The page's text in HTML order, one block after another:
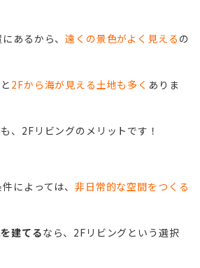
あるから、遠くの景色がよく見える の
2Fから海が見える土地も多く ありま
、2Fリビングのメリットです！
によっては、非日常的な空間をつくる
建てるなら、2Fリビングという選択